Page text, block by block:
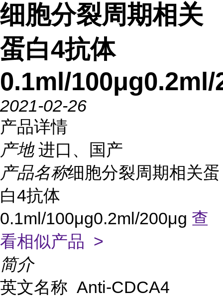
细胞分裂周期相关
蛋白4抗体
0.1ml/100μg0.2ml/
2021-02-26
产品详情
产地 进口、国产
产品名称细胞分裂周期相关蛋
白4抗体
0.1ml/100μg0.2ml/200μg 查
看相似产品 >
简介
英文名称 Anti-CDCA4